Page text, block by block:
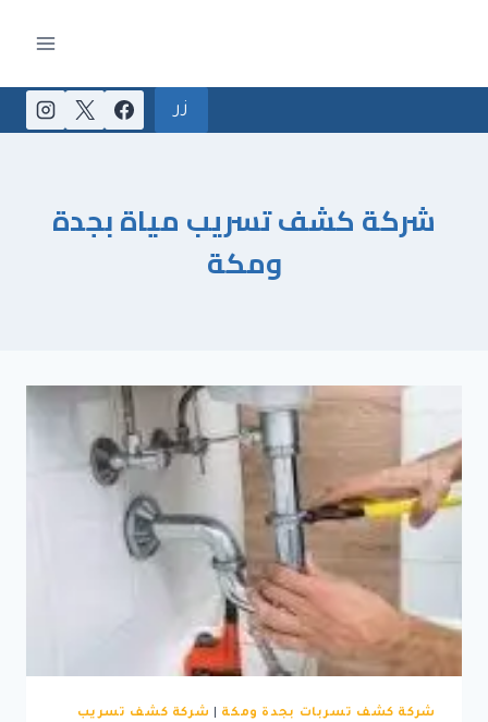
زر
شركة كشف تسريب مياة بجدة
ومكة
شركة كشف تسربات بجدة ومكة
شركة كشف تسريب